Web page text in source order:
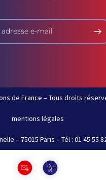
de France – Tous droits
mentions légales
– 75015 Paris – Tél : 01 45 55